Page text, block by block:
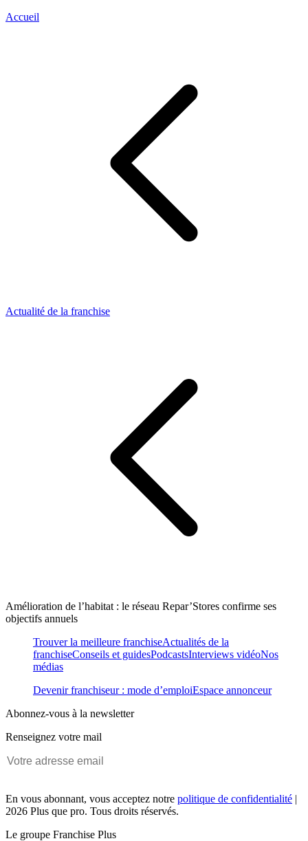
Accueil
Actualité de la franchise
Amélioration de l’habitat : le réseau Repar’Stores confirme ses
objectifs annuels
Trouver la meilleure franchiseActualités de la
franchiseConseils et guidesPodcastsInterviews vidéoNos
médias
Devenir franchiseur : mode d’emploiEspace annonceur
Abonnez-vous à la newsletter
Renseignez votre mail
En vous abonnant, vous acceptez notre politique de confidentialité |
2026 Plus que pro. Tous droits réservés.
Le groupe Franchise Plus